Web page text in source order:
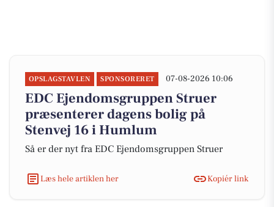
OPSLAGSTAVLEN SPONSORERET 07-08-2026 10:06
EDC Ejen­doms­grup­pen Struer
præsenterer dagens bolig på
Stenvej 16 i Humlum
Så er der nyt fra EDC Ejen­doms­grup­pen Struer
Læs hele artiklen her Kopiér link